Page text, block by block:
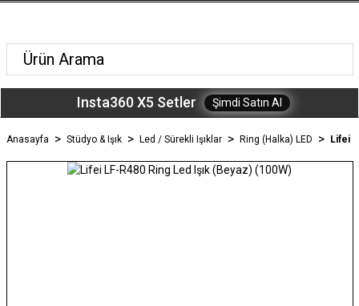
Insta360 X5 Setler Şimdi Satın Al
Anasayfa Stüdyo & Işık Led / Sürekli Işıklar Ring (Halka) LED Lifei